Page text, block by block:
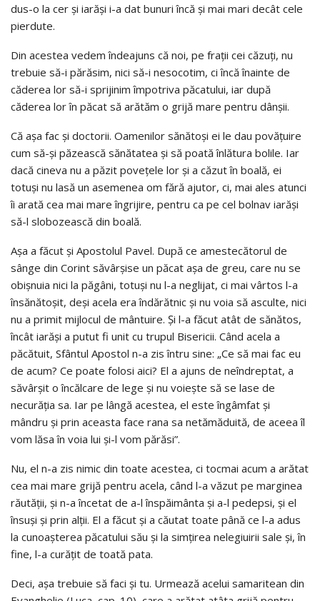
dus-o la cer şi iarăşi i-a dat bunuri încă şi mai mari decât cele
pierdute.
Din acestea vedem îndeajuns că noi, pe fraţii cei căzuţi, nu
trebuie să-i părăsim, nici să-i nesocotim, ci încă înainte de
căderea lor să-i sprijinim împotriva păcatului, iar după
căderea lor în păcat să arătăm o grijă mare pentru dânşii.
Că aşa fac şi doctorii. Oamenilor sănătoşi ei le dau povăţuire
cum să-şi păzească sănătatea şi să poată înlătura bolile. Iar
dacă cineva nu a păzit poveţele lor şi a căzut în boală, ei
totuşi nu lasă un asemenea om fără ajutor, ci, mai ales atunci
îi arată cea mai mare îngrijire, pentru ca pe cel bolnav iarăşi
să-l slobozească din boală.
Aşa a făcut şi Apostolul Pavel. După ce amestecătorul de
sânge din Corint săvârşise un păcat aşa de greu, care nu se
obişnuia nici la păgâni, totuşi nu l-a neglijat, ci mai vârtos l-a
însănătoşit, deşi acela era îndărătnic şi nu voia să asculte, nici
nu a primit mijlocul de mântuire. Şi l-a făcut atât de sănătos,
încât iarăşi a putut fi unit cu trupul Bisericii. Când acela a
păcătuit, Sfântul Apostol n-a zis întru sine: „Ce să mai fac eu
de acum? Ce poate folosi aici? El a ajuns de neîndreptat, a
săvârşit o încălcare de lege şi nu voieşte să se lase de
necurăţia sa. Iar pe lângă acestea, el este îngâmfat şi
mândru şi prin aceasta face rana sa netămăduită, de aceea îl
vom lăsa în voia lui şi-l vom părăsi”.
Nu, el n-a zis nimic din toate acestea, ci tocmai acum a arătat
cea mai mare grijă pentru acela, când l-a văzut pe marginea
răutăţii, şi n-a încetat de a-l înspăimânta şi a-l pedepsi, şi el
însuşi şi prin alţii. El a făcut şi a căutat toate până ce l-a adus
la cunoaşterea păcatului său şi la simţirea nelegiuirii sale şi, în
fine, l-a curăţit de toată pata.
Deci, aşa trebuie să faci şi tu. Urmează acelui samaritean din